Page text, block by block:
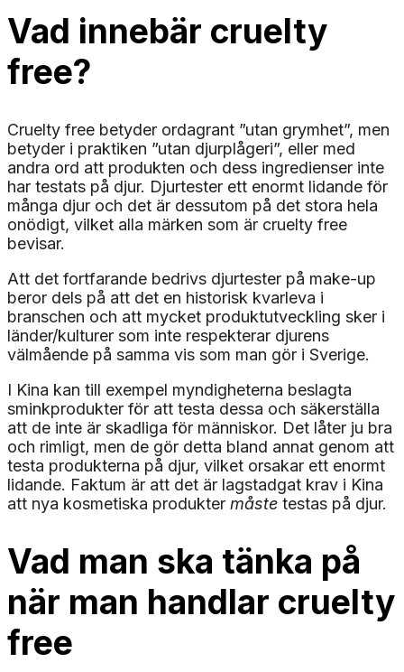
Vad innebär cruelty
free?
Cruelty free betyder ordagrant ”utan grymhet”, men
betyder i praktiken ”utan djurplågeri”, eller med
andra ord att produkten och dess ingredienser inte
har testats på djur. Djurtester ett enormt lidande för
många djur och det är dessutom på det stora hela
onödigt, vilket alla märken som är cruelty free
bevisar.
Att det fortfarande bedrivs djurtester på make-up
beror dels på att det en historisk kvarleva i
branschen och att mycket produktutveckling sker i
länder/kulturer som inte respekterar djurens
välmående på samma vis som man gör i Sverige.
I Kina kan till exempel myndigheterna beslagta
sminkprodukter för att testa dessa och säkerställa
att de inte är skadliga för människor. Det låter ju bra
och rimligt, men de gör detta bland annat genom att
testa produkterna på djur, vilket orsakar ett enormt
lidande. Faktum är att det är lagstadgat krav i Kina
att nya kosmetiska produkter måste testas på djur.
Vad man ska tänka på
när man handlar cruelty
free